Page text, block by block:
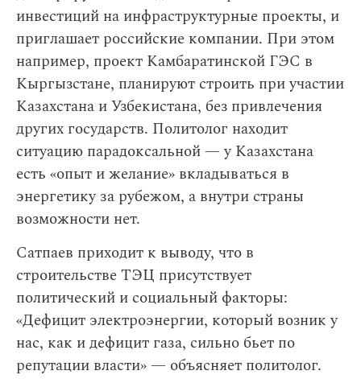
инвестиций на инфраструктурные проекты, и
приглашает российские компании. При этом
например, проект Камбаратинской ГЭС в
Кыргызстане, планируют строить при участии
Казахстана и Узбекистана, без привлечения
других государств. Политолог находит
ситуацию парадоксальной — у Казахстана
есть «опыт и желание» вкладываться в
энергетику за рубежом, а внутри страны
возможности нет.
Сатпаев приходит к выводу, что в
строительстве ТЭЦ присутствует
политический и социальный факторы:
«Дефицит электроэнергии, который возник у
нас, как и дефицит газа, сильно бьет по
репутации власти» — объясняет политолог.